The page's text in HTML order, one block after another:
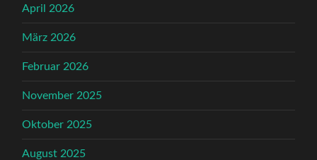
April 2026
März 2026
Februar 2026
November 2025
Oktober 2025
August 2025